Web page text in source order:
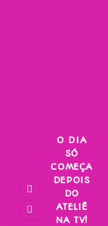
O DIA
SÓ
COMEÇA
DEPOIS
DO
ATELIÊ
NA TV!